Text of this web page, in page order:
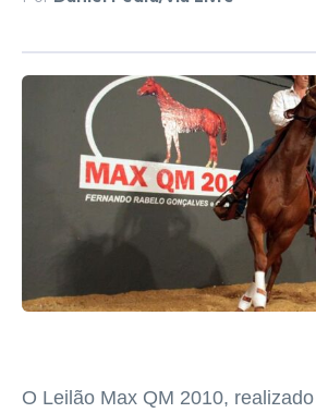
O Leilão Max QM 2010,